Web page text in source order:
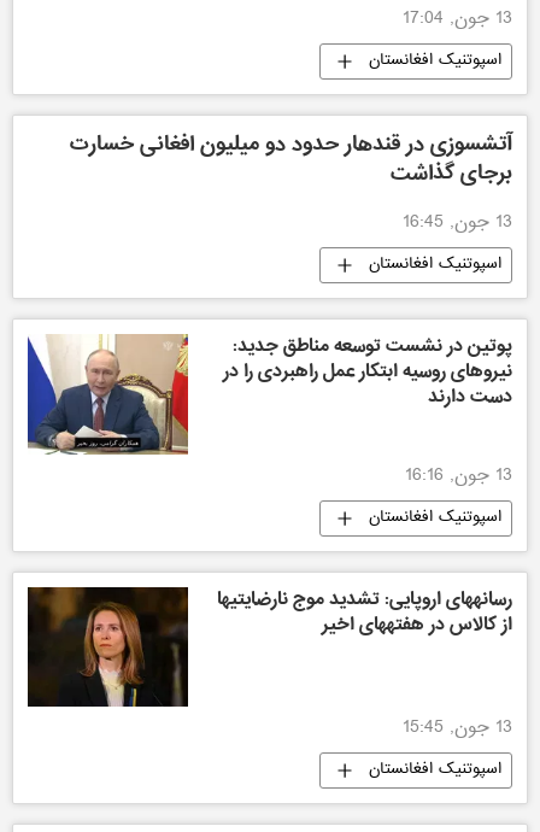
13 جون, 17:04
اسپوتنیک افغانستان
آتشسوزی در قندهار حدود دو میلیون افغانی خسارت
برجای گذاشت
13 جون, 16:45
اسپوتنیک افغانستان
پوتین در نشست توسعه مناطق جدید:
نیروهای روسیه ابتکار عمل راهبردی را در
دست دارند
13 جون, 16:16
اسپوتنیک افغانستان
رسانههای اروپایی: تشدید موج نارضایتیها
از کالاس در هفتههای اخیر
13 جون, 15:45
اسپوتنیک افغانستان